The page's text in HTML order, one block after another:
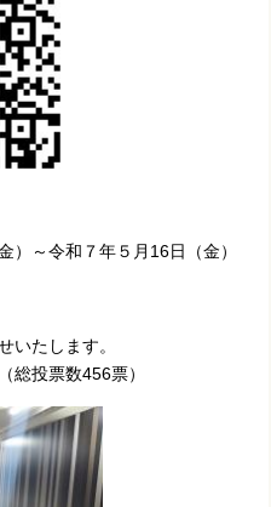
～令和７年５月16日（金）
いたします。
総投票数456票）